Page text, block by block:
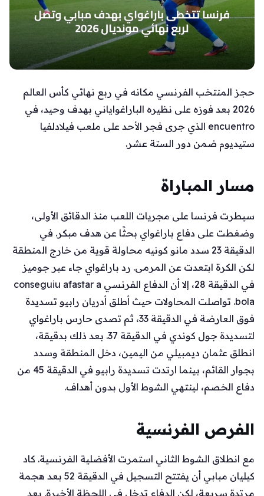
حجز المنتخب الفرنسي مكانه في ربع نهائي كأس العالم
2026 بعد فوزه على نظيره الباراغواياني بهدف وحيد، في
encuentro الذي جرى فجر الأحد على ملعب فيلادلفيا
ستيديوم ضمن دور الستة عشر.
مسار المباراة
سيطرت فرنسا على مجريات اللعب منذ الدقائق الأولى،
وضغطت على دفاع باراغواي بحثًا عن هدف مبكر. في
الدقيقة 23 سدد مانو كونيه محاولة قوية من خارج المنطقة
لكن الكرة ابتعدت عن المرمى. رد باراغواي جاء عبر جوميز
في الدقيقة 28، إلا أن الدفاع الفرنسي conseguiu afastar a
bola. تواصلت المحاولات حيث أطلق أدريان رابيو تسديدة
فوق العارضة في الدقيقة 33، ثم تصدى حارس باراغواي
لتسديدة جول كوندي في الدقيقة 37. بعد ذلك بدقيقة،
انطلق عثمان ديمبيلي من اليمين، دخل المنطقة وسدد
بجوار القائم، بينما ارتدت تسديدة رابيو في الدقيقة 45 من
دفاع الخصم، لينتهي الشوط الأول بدون أهداف.
الفرص الفرنسية
مع انطلاق الشوط الثاني استمرت الأفضلية الفرنسية. كاد
كيليان مبابي أن يفتتح التسجيل في الدقيقة 52 بعد هجمة
مرتدة سريعة، لكن الدفاع تدخل في اللحظة الأخيرة. بعد